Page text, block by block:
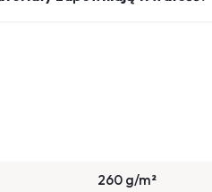
260 g/m²